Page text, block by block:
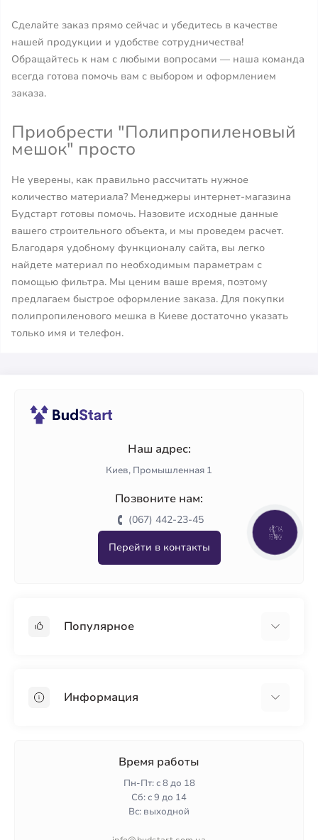
Сделайте заказ прямо сейчас и убедитесь в качестве
нашей продукции и удобстве сотрудничества!
Обращайтесь к нам с любыми вопросами — наша команда
всегда готова помочь вам с выбором и оформлением
заказа.
Приобрести "Полипропиленовый
мешок" просто
Не уверены, как правильно рассчитать нужное
количество материала? Менеджеры интернет-магазина
Будстарт готовы помочь. Назовите исходные данные
вашего строительного объекта, и мы проведем расчет.
Благодаря удобному функционалу сайта, вы легко
найдете материал по необходимым параметрам с
помощью фильтра. Мы ценим ваше время, поэтому
предлагаем быстрое оформление заказа. Для покупки
полипропиленового мешка в Киеве достаточно указать
только имя и телефон.
Наш адрес:
Киев, Промышленная 1
Позвоните нам:
(067) 442-23-45
Перейти в контакты
Популярное
ПенопластИнформация
Политика конфиденциальности
Время работы
Пн-Пт: с 8 до 18
Сб: с 9 до 14
Вс: выходной
КНОПКА
ЗВ'ЯЗКУ